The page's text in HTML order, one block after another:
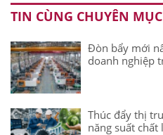
TIN CÙNG CHUYÊN MỤC
Đòn bẩy mới
doanh nghiệp
Thúc đẩy thị
năng suất chất